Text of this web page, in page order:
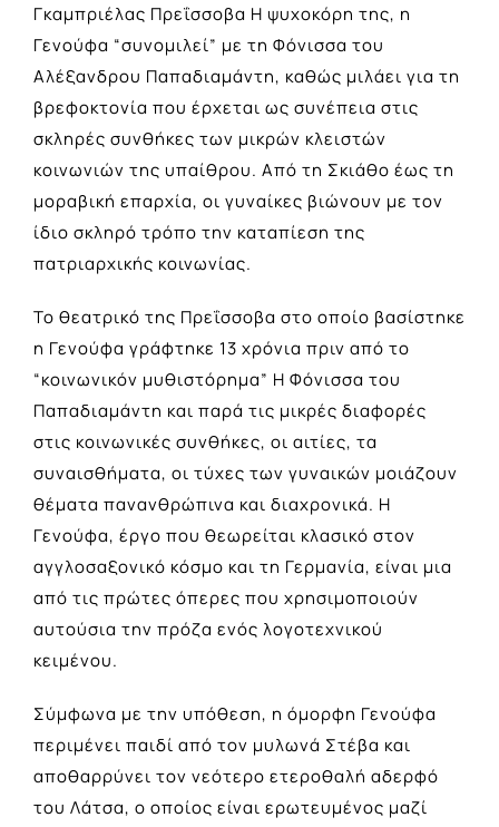
Γκαμπριέλας Πρεΐσσοβα Η ψυχοκόρη της, η
Γενούφα “συνομιλεί” με τη Φόνισσα του
Αλέξανδρου Παπαδιαμάντη, καθώς μιλάει για τη
βρεφοκτονία που έρχεται ως συνέπεια στις
σκληρές συνθήκες των μικρών κλειστών
κοινωνιών της υπαίθρου. Από τη Σκιάθο έως τη
μοραβική επαρχία, οι γυναίκες βιώνουν με τον
ίδιο σκληρό τρόπο την καταπίεση της
πατριαρχικής κοινωνίας.
Το θεατρικό της Πρεΐσσοβα στο οποίο βασίστηκε
η Γενούφα γράφτηκε 13 χρόνια πριν από το
“κοινωνικόν μυθιστόρημα” Η Φόνισσα του
Παπαδιαμάντη και παρά τις μικρές διαφορές
στις κοινωνικές συνθήκες, οι αιτίες, τα
συναισθήματα, οι τύχες των γυναικών μοιάζουν
θέματα πανανθρώπινα και διαχρονικά. Η
Γενούφα, έργο που θεωρείται κλασικό στον
αγγλοσαξονικό κόσμο και τη Γερμανία, είναι μια
από τις πρώτες όπερες που χρησιμοποιούν
αυτούσια την πρόζα ενός λογοτεχνικού
κειμένου.
Σύμφωνα με την υπόθεση, η όμορφη Γενούφα
περιμένει παιδί από τον μυλωνά Στέβα και
αποθαρρύνει τον νεότερο ετεροθαλή αδερφό
του Λάτσα, ο οποίος είναι ερωτευμένος μαζί